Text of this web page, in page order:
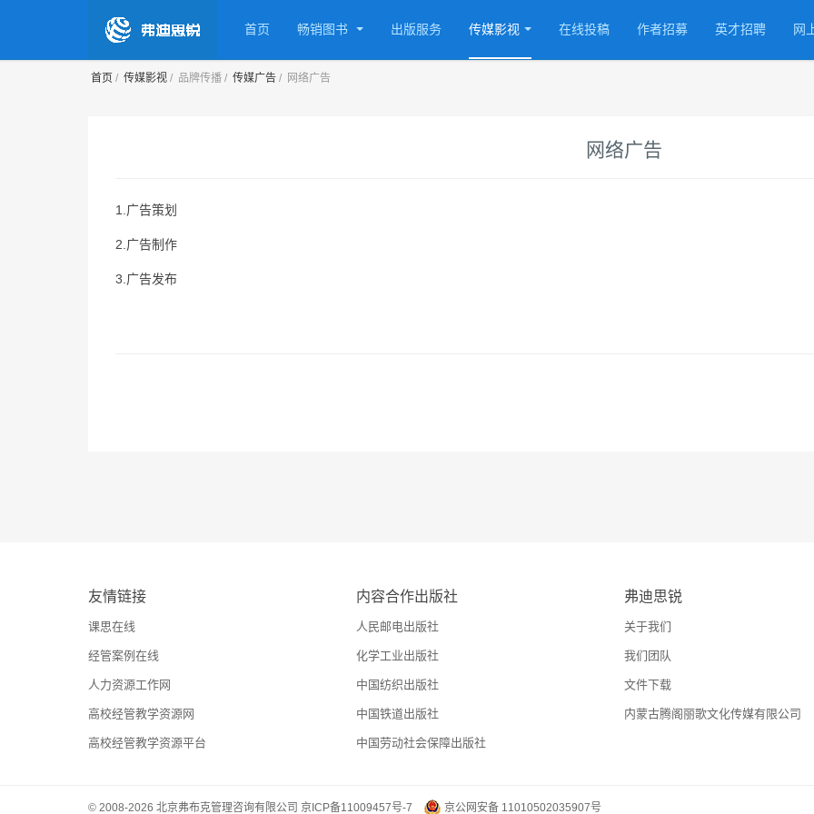
首页 畅销图书 出版服务 传媒影视 在线投稿 作者招募 英才招聘 网
首页 传媒影视 品牌传播 传媒广告 网络广告
网络广告
1.广告策划
2.广告制作
3.广告发布
友情链接
课思在线
经管案例在线
人力资源工作网
高校经管教学资源网
高校经管教学资源平台
内容合作出版社
人民邮电出版社
化学工业出版社
中国纺织出版社
中国铁道出版社
中国劳动社会保障出版社
弗迪思锐
关于我们
我们团队
文件下载
内蒙古腾阁丽歌文化传媒有限公司
© 2008-2026 北京弗布克管理咨询有限公司 京ICP备11009457号-7 京公网安备 11010502035907号